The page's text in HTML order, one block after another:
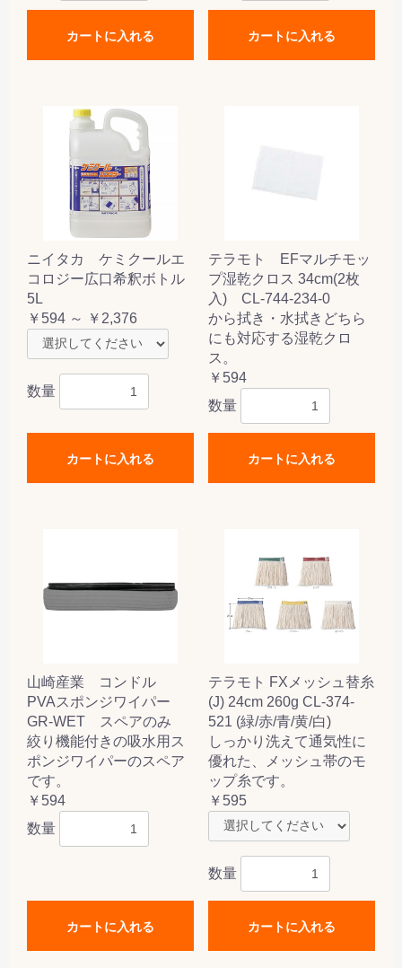
カートに入れる カートに入れる
ニイタカ ケミクールエ
コロジー広口希釈ボトル
5L
￥594 ～ ￥2,376
数量
カートに入れる
テラモト EFマルチモッ
プ湿乾クロス 34cm(2枚
入) CL-744-234-0
から拭き・水拭きどちら
にも対応する湿乾クロ
ス。
￥594
数量
カートに入れる
山崎産業 コンドル
PVAスポンジワイパー
GR-WET スペアのみ
絞り機能付きの吸水用ス
ポンジワイパーのスペア
です。
￥594
数量
カートに入れる
テラモト FXメッシュ替糸
(J) 24cm 260g CL-374-
521 (緑/赤/青/黄/白)
しっかり洗えて通気性に
優れた、メッシュ帯のモ
ップ糸です。
￥595
数量
カートに入れる